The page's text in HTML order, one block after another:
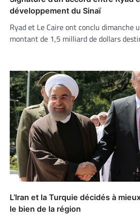
développement du Sinaï
Ryad et Le Caire ont conclu dimanche
montant de 1,5 milliard de dollars
L’Iran et la Turquie décidés à
le bien de la région